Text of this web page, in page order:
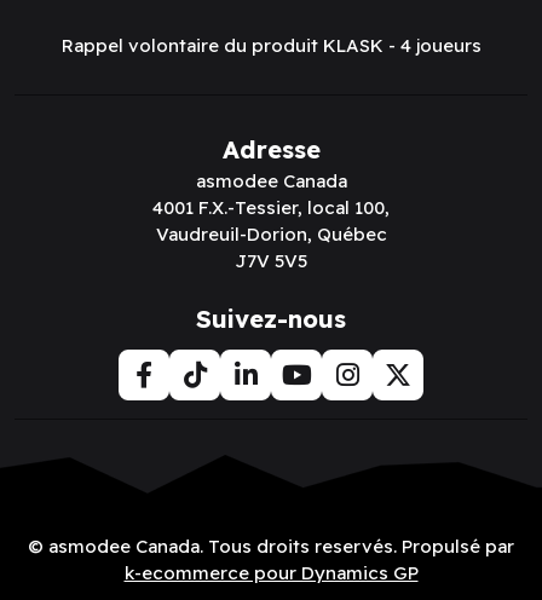
Rappel volontaire du produit KLASK - 4 joueurs
Adresse
asmodee Canada
4001 F.X.-Tessier, local 100,
Vaudreuil-Dorion, Québec
J7V 5V5
Suivez-nous
© asmodee Canada. Tous droits reservés. Propulsé par
k-ecommerce pour Dynamics GP